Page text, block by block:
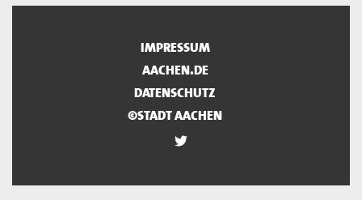
IMPRESSUM
AACHEN.DE
DATENSCHUTZ
©STADT AACHEN